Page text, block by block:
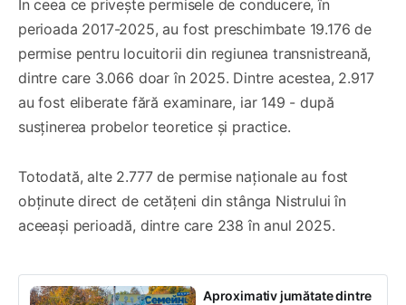
În ceea ce privește permisele de conducere, în
perioada 2017-2025, au fost preschimbate 19.176 de
permise pentru locuitorii din regiunea transnistreană,
dintre care 3.066 doar în 2025. Dintre acestea, 2.917
au fost eliberate fără examinare, iar 149 - după
susținerea probelor teoretice și practice.
Totodată, alte 2.777 de permise naționale au fost
obținute direct de cetățeni din stânga Nistrului în
aceeași perioadă, dintre care 238 în anul 2025.
Aproximativ jumătate dintre